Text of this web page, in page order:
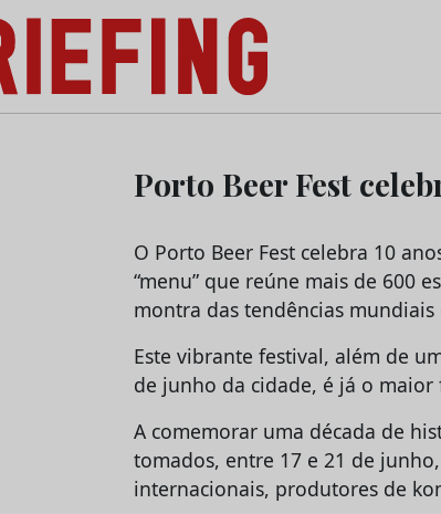
Todas as notícias sobre os negócios do Marketing e
Porto Beer Fest
O Porto Beer Fest celebra 10
“menu” que reúne mais de 600
montra das tendências mundiais
Este vibrante festival, além de
de junho da cidade, é já o
A comemorar uma década de
tomados, entre 17 e 21 de
internacionais, produtores de